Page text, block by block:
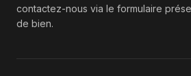
contactez-nous via le formulaire
de bien.